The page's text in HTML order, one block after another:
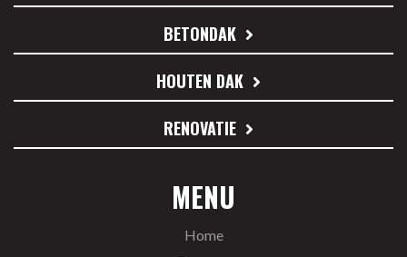
BETONDAK
HOUTEN DAK
RENOVATIE
MENU
Home